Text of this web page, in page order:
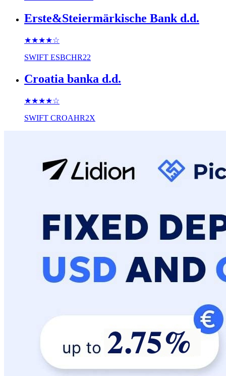
Erste&Steiermärkische Bank d.d.
★★★★☆
SWIFT ESBCHR22
Croatia banka d.d.
★★★★☆
SWIFT CROAHR2X